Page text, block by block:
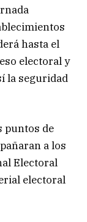
hasta el
electoral y
la seguridad
puntos de
a los
Electoral
electoral